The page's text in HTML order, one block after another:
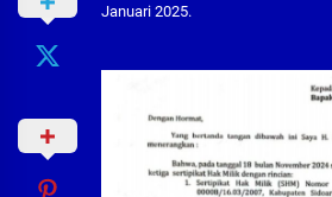
Januari 2025.